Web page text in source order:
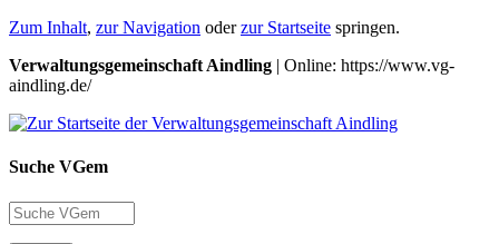
Zum Inhalt, zur Navigation oderzur Startseite springen.
Verwaltungsgemeinschaft Aindling | Online: https://www.vg-
aindling.de/
Suche VGem